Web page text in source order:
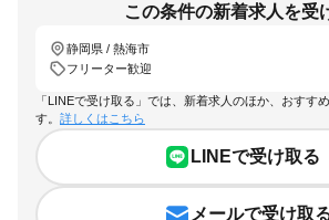
この条件の新着求人を受
静岡県 / 熱海市
フリーター歓迎
「LINEで受け取る」では、新着求人のほか、おすす
す。 詳しくはこちら
LINEで受け取る
メールで受け取